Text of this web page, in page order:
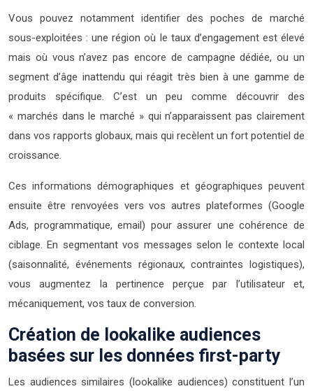
Vous pouvez notamment identifier des poches de marché
sous-exploitées : une région où le taux d’engagement est élevé
mais où vous n’avez pas encore de campagne dédiée, ou un
segment d’âge inattendu qui réagit très bien à une gamme de
produits spécifique. C’est un peu comme découvrir des
« marchés dans le marché » qui n’apparaissent pas clairement
dans vos rapports globaux, mais qui recèlent un fort potentiel de
croissance.
Ces informations démographiques et géographiques peuvent
ensuite être renvoyées vers vos autres plateformes (Google
Ads, programmatique, email) pour assurer une cohérence de
ciblage. En segmentant vos messages selon le contexte local
(saisonnalité, événements régionaux, contraintes logistiques),
vous augmentez la pertinence perçue par l’utilisateur et,
mécaniquement, vos taux de conversion.
Création de lookalike audiences
basées sur les données first-party
Les audiences similaires (lookalike audiences) constituent l’un